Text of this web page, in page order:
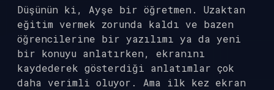
Düşünün ki, Ayşe bir öğretmen. Uzaktan
eğitim vermek zorunda kaldı ve bazen
öğrencilerine bir yazılımı ya da yeni
bir konuyu anlatırken, ekranını
kaydederek gösterdiği anlatımlar çok
daha verimli oluyor. Ama ilk kez ekran